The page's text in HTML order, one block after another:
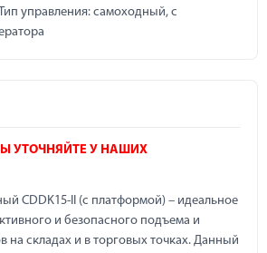
управления: самоходный, с
УТОЧНЯЙТЕ У НАШИХ
CDDK15-II (с платформой) – идеальное
и безопасного подъема и
на складах и в торговых точках. Данный